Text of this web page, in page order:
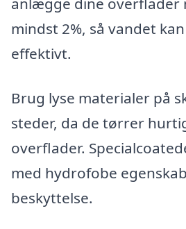
mindst 2%, så vandet
effektivt.
Brug lyse materialer på
steder, da de tørrer
overflader.
med hydrofobe
beskyttelse.